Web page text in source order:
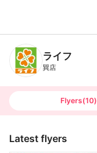
B
n
T
ライフ
巽店
Flyers(10)
Latest flyers